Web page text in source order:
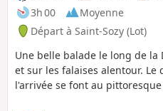
3h 00
Moyenne
Départ à Saint-Sozy (Lot)
Une belle balade le long de la
et sur les falaises alentour. Le
l'arrivée se font au